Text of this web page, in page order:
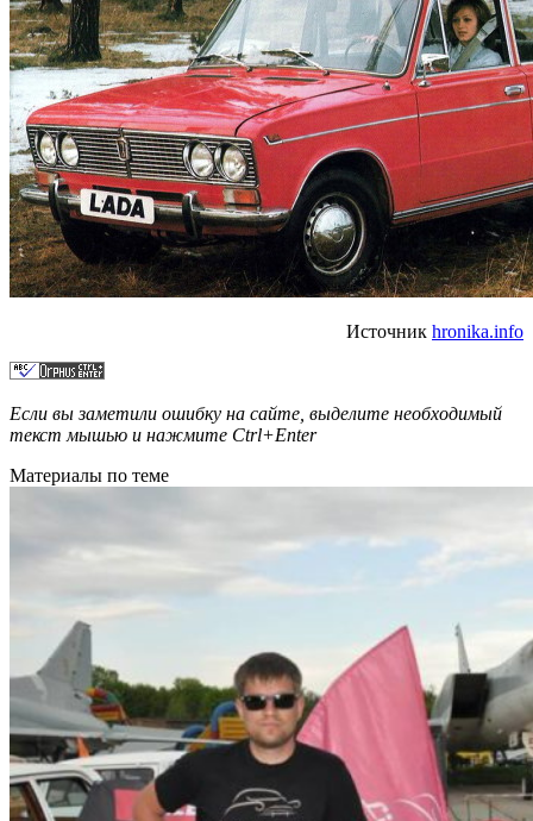
Источник hronika.info
Если вы заметили ошибку на сайте, выделите необходимый
текст мышью и нажмите Ctrl+Enter
Материалы по теме